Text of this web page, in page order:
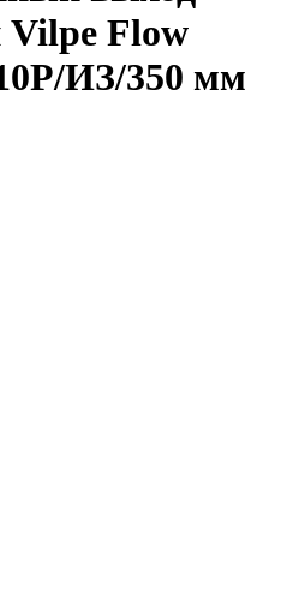
Vilpe Flow
ИЗ/350 мм